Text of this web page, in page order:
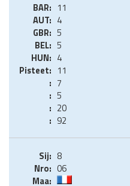
11
4
5
5
4
11
7
5
20
92
8
06